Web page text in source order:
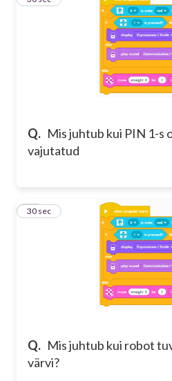
Q. Mis juhtub kui PIN 1-s
vajutatud
Q. Mis juhtub kui robot
värvi?
19
30 sec